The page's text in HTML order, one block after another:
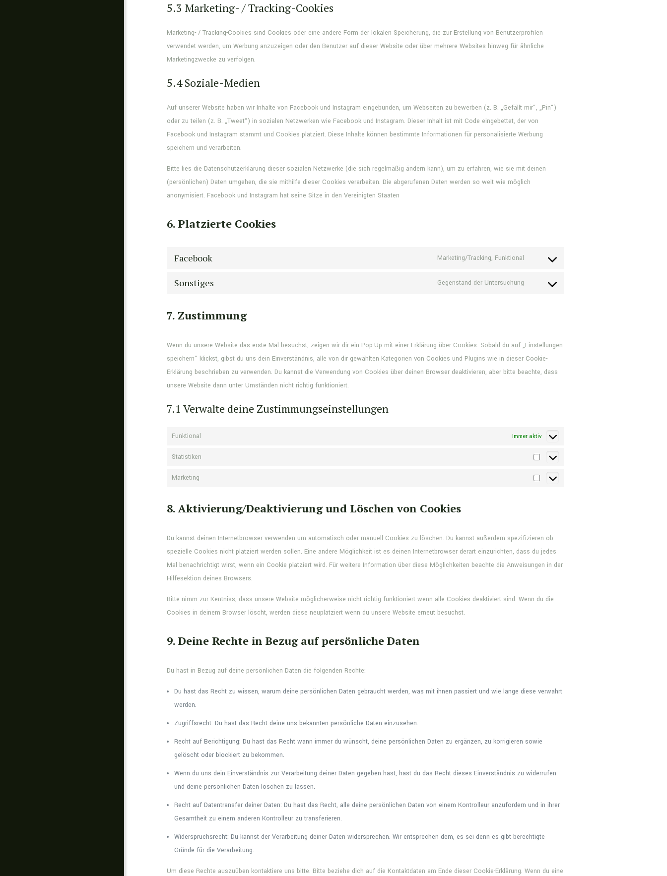
5.3 Marketing- / Tracking-Cookies
Marketing- / Tracking-Cookies sind Cookies oder eine andere Form der lokalen Speicherung, die zur Erstellung von Benutzerprofilen
verwendet werden, um Werbung anzuzeigen oder den Benutzer auf dieser Website oder über mehrere Websites hinweg für ähnliche
Marketingzwecke zu verfolgen.
5.4 Soziale-Medien
Auf unserer Website haben wir Inhalte von Facebook und Instagram eingebunden, um Webseiten zu bewerben (z. B. „Gefällt mir“, „Pin“)
oder zu teilen (z. B. „Tweet“) in sozialen Netzwerken wie Facebook und Instagram. Dieser Inhalt ist mit Code eingebettet, der von
Facebook und Instagram stammt und Cookies platziert. Diese Inhalte können bestimmte Informationen für personalisierte Werbung
speichern und verarbeiten.
Bitte lies die Datenschutzerklärung dieser sozialen Netzwerke (die sich regelmäßig ändern kann), um zu erfahren, wie sie mit deinen
(persönlichen) Daten umgehen, die sie mithilfe dieser Cookies verarbeiten. Die abgerufenen Daten werden so weit wie möglich
anonymisiert. Facebook und Instagram hat seine Sitze in den Vereinigten Staaten
6. Platzierte Cookies
Facebook Marketing/Tracking, Funktional
Consent
service
Sonstiges Gegenstand der Untersuchung
Consent
7. Zustimmung
Wenn du unsere Website das erste Mal besuchst, zeigen wir dir ein Pop-Up mit einer Erklärung über Cookies. Sobald du auf „Einstellungen
speichern“ klickst, gibst du uns dein Einverständnis, alle von dir gewählten Kategorien von Cookies und Plugins wie in dieser Cookie-
Erklärung beschrieben zu verwenden. Du kannst die Verwendung von Cookies über deinen Browser deaktivieren, aber bitte beachte, dass
unsere Website dann unter Umständen nicht richtig funktioniert.
7.1 Verwalte deine Zustimmungseinstellungen
Funktional Immer aktiv
Statistiken
Statistiken
Marketing
Marketing
8. Aktivierung/Deaktivierung und Löschen von Cookies
Du kannst deinen Internetbrowser verwenden um automatisch oder manuell Cookies zu löschen. Du kannst außerdem spezifizieren ob
spezielle Cookies nicht platziert werden sollen. Eine andere Möglichkeit ist es deinen Internetbrowser derart einzurichten, dass du jedes
Mal benachrichtigt wirst, wenn ein Cookie platziert wird. Für weitere Information über diese Möglichkeiten beachte die Anweisungen in der
Hilfesektion deines Browsers.
Bitte nimm zur Kentniss, dass unsere Website möglicherweise nicht richtig funktioniert wenn alle Cookies deaktiviert sind. Wenn du die
Cookies in deinem Browser löscht, werden diese neuplatziert wenn du unsere Website erneut besuchst.
9. Deine Rechte in Bezug auf persönliche Daten
Du hast in Bezug auf deine persönlichen Daten die folgenden Rechte:
Du hast das Recht zu wissen, warum deine persönlichen Daten gebraucht werden, was mit ihnen passiert und wie lange diese verwahrt
werden.
Zugriffsrecht: Du hast das Recht deine uns bekannten persönliche Daten einzusehen.
Recht auf Berichtigung: Du hast das Recht wann immer du wünscht, deine persönlichen Daten zu ergänzen, zu korrigieren sowie
gelöscht oder blockiert zu bekommen.
Wenn du uns dein Einverständnis zur Verarbeitung deiner Daten gegeben hast, hast du das Recht dieses Einverständnis zu widerrufen
und deine persönlichen Daten löschen zu lassen.
Recht auf Datentransfer deiner Daten: Du hast das Recht, alle deine persönlichen Daten von einem Kontrolleur anzufordern und in ihrer
Gesamtheit zu einem anderen Kontrolleur zu transferieren.
Widerspruchsrecht: Du kannst der Verarbeitung deiner Daten widersprechen. Wir entsprechen dem, es sei denn es gibt berechtigte
Gründe für die Verarbeitung.
Um diese Rechte auszuüben kontaktiere uns bitte. Bitte beziehe dich auf die Kontaktdaten am Ende dieser Cookie-Erklärung. Wenn du eine